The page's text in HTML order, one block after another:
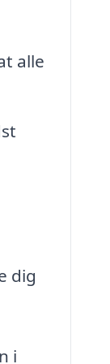
alle
dig
i